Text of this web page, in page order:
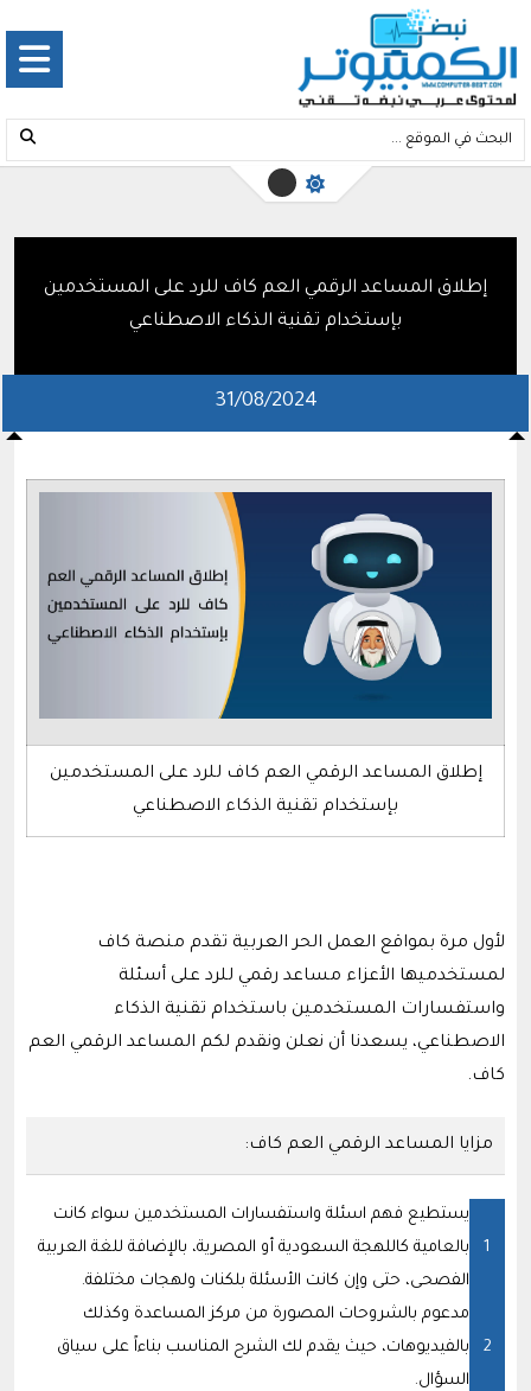
إطلاق المساعد الرقمي العم كاف للرد على المستخدمين
بإستخدام تقنية الذكاء الاصطناعي
31/08/2024
إطلاق المساعد الرقمي العم كاف للرد على المستخدمين
بإستخدام تقنية الذكاء الاصطناعي
لأول مرة بمواقع العمل الحر العربية تقدم منصة كاف
لمستخدميها الأعزاء مساعد رقمي للرد على أسئلة
واستفسارات المستخدمين باستخدام تقنية الذكاء
الاصطناعي، يسعدنا أن نعلن ونقدم لكم المساعد الرقمي العم
كاف.
مزايا المساعد الرقمي العم كاف:
يستطيع فهم اسئلة واستفسارات المستخدمين سواء كانت
بالعامية كاللهجة السعودية أو المصرية، بالإضافة للغة العربية
الفصحى، حتى وإن كانت الأسئلة بلكنات ولهجات مختلفة.
مدعوم بالشروحات المصورة من مركز المساعدة وكذلك
بالفيديوهات، حيث يقدم لك الشرح المناسب بناءاً على سياق
السؤال.